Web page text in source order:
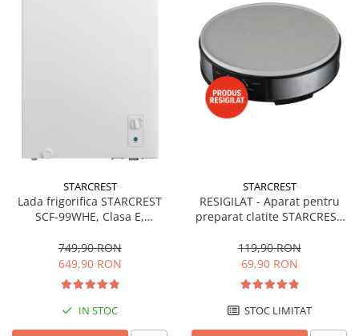
STARCREST
Lada frigorifica STARCREST
SCF-99WHE, Clasa E,
convertibil - functie frigider,
Termostat reglabil, Alb
749,90 RON
649,90 RON
IN STOC
STARCREST
RESIGILAT - Aparat pentru
preparat clatite STARCREST
invelis ceramic antiaderent,
30 cm, Inox / Negru
119,90 RON
69,90 RON
STOC LIMITAT